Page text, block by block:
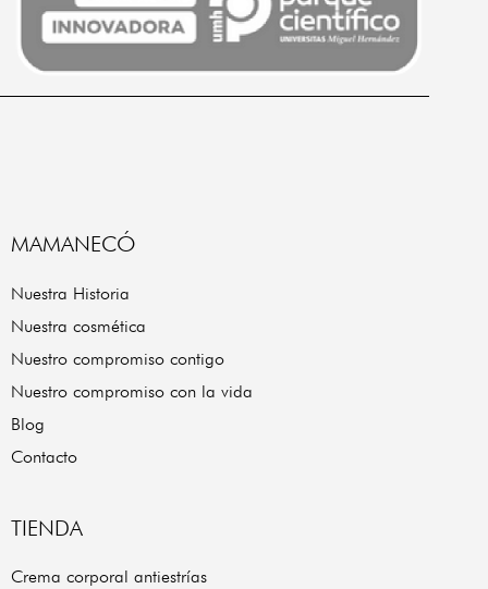
MAMANECÓ
Nuestra Historia
Nuestra cosmética
Nuestro compromiso contigo
Nuestro compromiso con la vida
Blog
Contacto
TIENDA
Crema corporal antiestrías